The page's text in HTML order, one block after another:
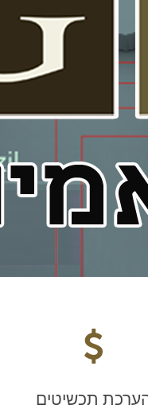
תכשיטים